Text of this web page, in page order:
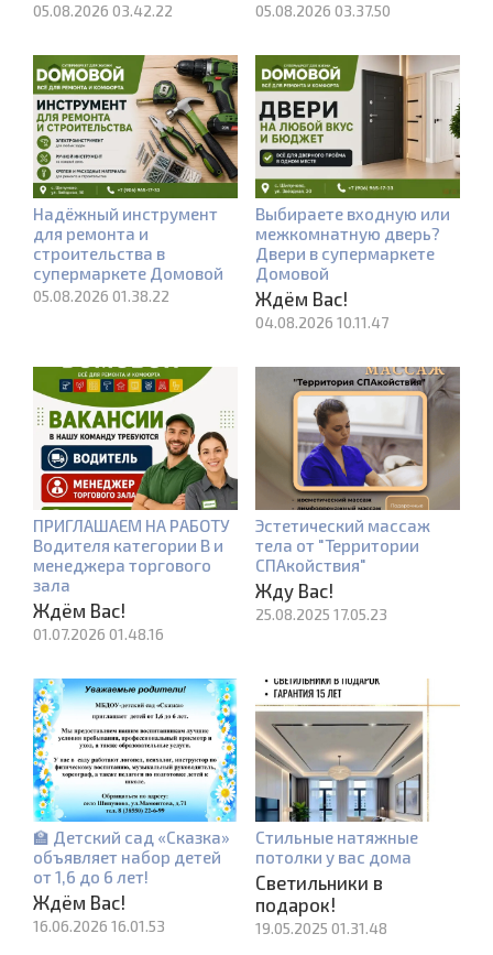
05.08.2026 03.42.22 05.08.2026 03.37.50
Надёжный инструмент
для ремонта и
строительства в
супермаркете Домовой
05.08.2026 01.38.22
Выбираете входную или
межкомнатную дверь?
Двери в супермаркете
Домовой
Ждём Вас!
04.08.2026 10.11.47
ПРИГЛАШАЕМ НА РАБОТУ
Водителя категории В и
менеджера торгового
зала
Ждём Вас!
01.07.2026 01.48.16
Эстетический массаж
тела от "Территории
СПАкойствия"
Жду Вас!
25.08.2025 17.05.23
🏫 Детский сад «Сказка»
объявляет набор детей
от 1,6 до 6 лет!
Ждём Вас!
16.06.2026 16.01.53
Стильные натяжные
потолки у вас дома
Светильники в
подарок!
19.05.2025 01.31.48